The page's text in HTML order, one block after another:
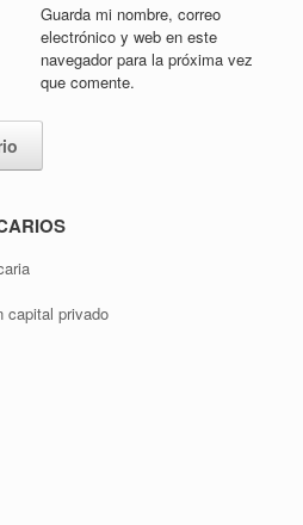
Guarda mi nombre, correo
electrónico y web en este
navegador para la próxima vez
que comente.
capital privado